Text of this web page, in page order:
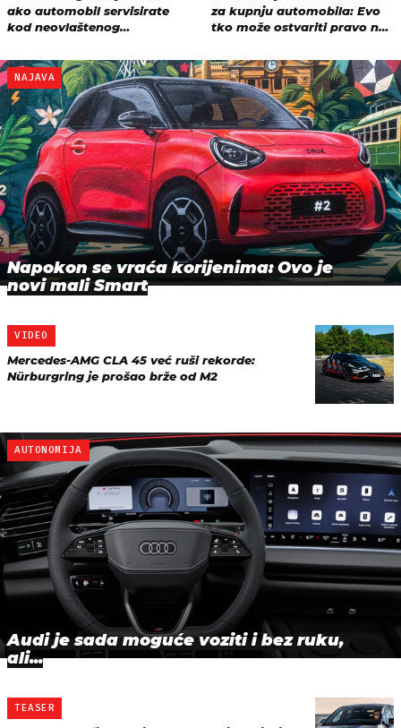
NAJAVA
Napokon se vraća korijenima: Ovo je
novi mali Smart
VIDEO
Mercedes-AMG CLA 45 već ruši rekorde:
Nürburgring je prošao brže od M2
AUTONOMIJA
Audi je sada moguće voziti i bez ruku,
ali...
TEASER